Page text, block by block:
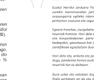
BEREZIAK |